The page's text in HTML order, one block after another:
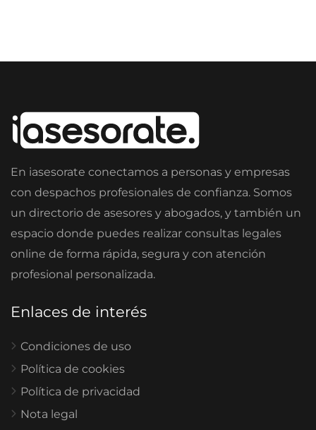
En iasesorate conectamos a personas y empresas
con despachos profesionales de confianza. Somos
un directorio de asesores y abogados, y también un
espacio donde puedes realizar consultas legales
online de forma rápida, segura y con atención
profesional personalizada.
Enlaces de interés
Condiciones de uso
Política de cookies
Política de privacidad
Nota legal